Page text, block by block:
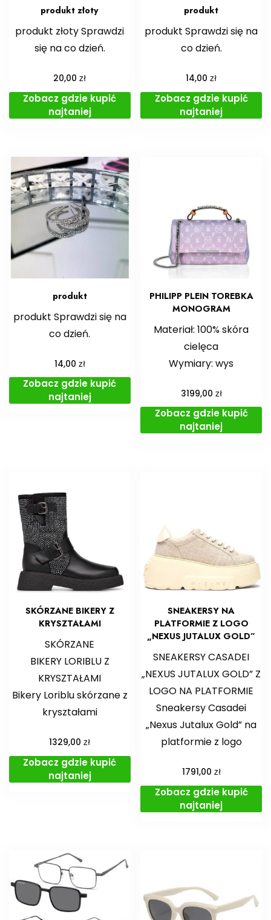
produkt złoty
produkt złoty Sprawdzi
się na co dzień.
20,00zł
Zobacz gdzie kupić
najtaniej
produkt
produkt Sprawdzi się na
co dzień.
14,00zł
Zobacz gdzie kupić
najtaniej
produkt
produkt Sprawdzi się na
co dzień.
14,00 zł
Zobacz gdzie kupić
najtaniej
PHILIPP PLEIN TOREBKA
MONOGRAM
Materiał: 100% skóra
cielęca
Wymiary: wys
3199,00 zł
Zobacz gdzie kupić
najtaniej
SKÓRZANE BIKERY Z
KRYSZTAŁAMI
SKÓRZANE
BIKERY LORIBLU Z
KRYSZTAŁAMI
Bikery Loriblu skórzane z
kryształami
1329,00zł
Zobacz gdzie kupić
najtaniej
SNEAKERSY NA
PLATFORMIE Z LOGO
„NEXUS JUTALUX GOLD”
SNEAKERSY CASADEI
„NEXUS JUTALUX GOLD” Z
LOGO NA PLATFORMIE
Sneakersy Casadei
„Nexus Jutalux Gold” na
platformie z logo
1791,00 zł
Zobacz gdzie kupić
najtaniej